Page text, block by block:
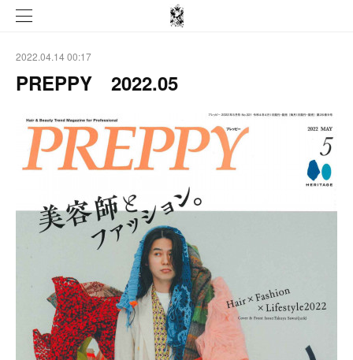
2022.04.14 00:17
PREPPY 2022.05